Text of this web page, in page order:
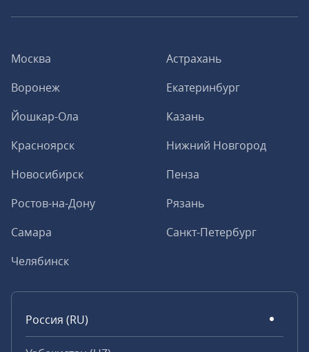
Москва
Астрахань
Воронеж
Екатеринбург
Йошкар-Ола
Казань
Красноярск
Нижний Новгород
Новосибирск
Пенза
Ростов-на-Дону
Рязань
Самара
Санкт-Петербург
Челябинск
Россия (RU)